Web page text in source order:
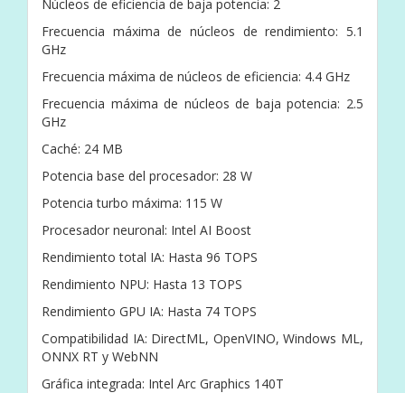
Núcleos de eficiencia de baja potencia: 2
Frecuencia máxima de núcleos de rendimiento: 5.1
GHz
Frecuencia máxima de núcleos de eficiencia: 4.4 GHz
Frecuencia máxima de núcleos de baja potencia: 2.5
GHz
Caché: 24 MB
Potencia base del procesador: 28 W
Potencia turbo máxima: 115 W
Procesador neuronal: Intel AI Boost
Rendimiento total IA: Hasta 96 TOPS
Rendimiento NPU: Hasta 13 TOPS
Rendimiento GPU IA: Hasta 74 TOPS
Compatibilidad IA: DirectML, OpenVINO, Windows ML,
ONNX RT y WebNN
Gráfica integrada: Intel Arc Graphics 140T